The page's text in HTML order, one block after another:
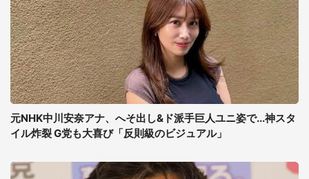
元NHK中川安奈アナ、へそ出し&ド派手巨人ユニ姿で...神スタ
イル炸裂 G党も大喜び「反則級のビジュアル」